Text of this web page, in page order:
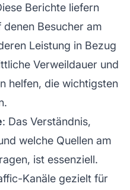
Berichte liefern
denen Besucher am
Leistung in Bezug
Verweildauer und
helfen, die wichtigsten
: Das Verständnis,
welche Quellen am
ist essenziell.
Kanäle gezielt für